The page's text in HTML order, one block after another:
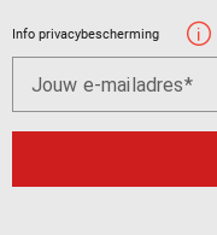
Info privacybescherming
Jouw e-mailadres